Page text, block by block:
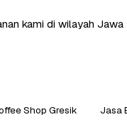
kami di wilayah Jawa
Shop Gresik Jasa